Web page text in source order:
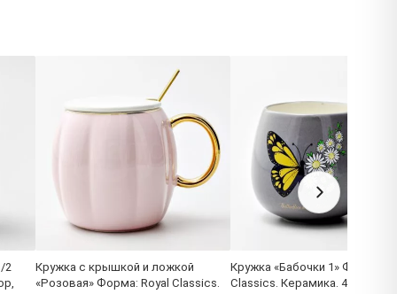
2
Кружка с крышкой и ложкой
«Розовая» Форма: Royal Classics.
Кружка «Бабочки 1» Форма:
Classics. Керамика. 400 мл.